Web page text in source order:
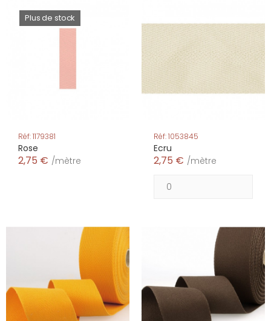
Plus de stock
Réf: 1179381
Rose
2,75 € /mètre
Réf: 1053845
Ecru
2,75 € /mètre